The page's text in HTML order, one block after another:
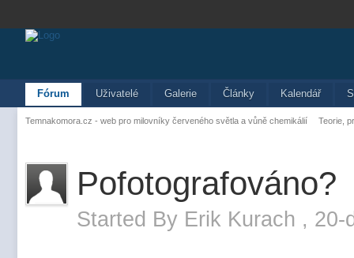
Fórum Uživatelé Galerie Články Kalendář
Temnakomora.cz - web pro milovníky červeného světla a vůně chemikálií Teorie,
Pofotografováno?
Started By Erik Kurach , 20-